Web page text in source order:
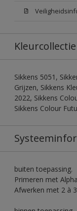
Kleurcollectie
Sikkens 5051,
Grijzen, Sikkens
2022, Sikkens
Sikkens Colour
buiten toepassing.
Primeren met
Afwerken met 2 à